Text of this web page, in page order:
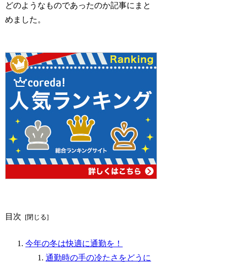
どのようなものであったのか記事にまと
めました。
目次
今年の冬は快適に通勤を！
通勤時の手の冷たさをどうに